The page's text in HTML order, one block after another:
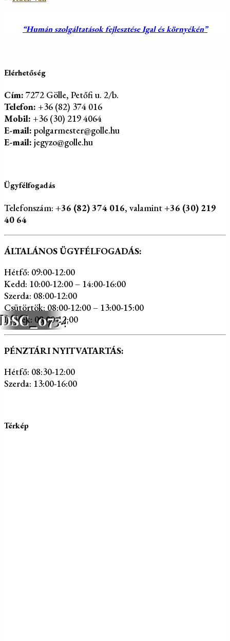
DSC_0734
“Humán szolgáltatások fejlesztése Igal és környékén”
Elérhetőség
Cím: 7272 Gölle, Petőfi u. 2/b.
Telefon: +36 (82) 374 016
Mobil: +36 (30) 219 4064
E-mail: polgarmester@golle.hu
E-mail: jegyzo@golle.hu
Ügyfélfogadás
Telefonszám: +36 (82) 374 016, valamint+36 (30) 219
40 64
ÁLTALÁNOS ÜGYFÉLFOGADÁS:
Hétfő: 09:00-12:00
Kedd: 10:00-12:00 – 14:00-16:00
Szerda: 08:00-12:00
Csütörtök: 08:00-12:00 – 13:00-15:00
Péntek: 08:00-12:00
PÉNZTÁRI NYITVATARTÁS:
Hétfő: 08:30-12:00
Szerda: 13:00-16:00
Térkép